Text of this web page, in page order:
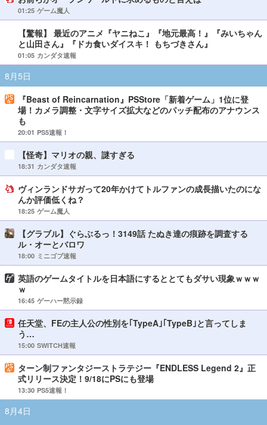
01:25 ゲーム魔人
【驚報】 最近のアニメ『ヤニねこ』『地元最高！』『みいちゃん
と山田さん』『ドカ食いダイスキ！ もちづきさん』
01:05 カンダタ速報
8月5日
『Beast of Reincarnation』PSStore「新着ゲーム」1位に登
場！カメラ調整・文字サイズ拡大などのパッチ配布のアナウンス
も
20:01 PS5速報！
【怪奇】マリオの親、謎すぎる
18:31 カンダタ速報
ヴィンランドサガって20年かけてトルファンの成長描いたのにな
んか評価低くね？
18:25 ゲーム魔人
【グラブル】ぐらぶるっ！3149話 たぬき達の痕跡を調査する
ル・オーとバロワ
18:00 ミニゴブ速報
英語のゲームタイトルを日本語にするととてもダサい現象ｗｗｗ
ｗ
16:45 ゲーハー黙示録
任天堂、FEの主人公の性別を｢TypeA｣｢TypeB｣と言ってしま
う…
15:00 SWITCH速報
ターン制ファンタジーストラテジー『ENDLESS Legend 2』正
式リリース決定！9/18にPSにも登場
13:30 PS5速報！
8月4日